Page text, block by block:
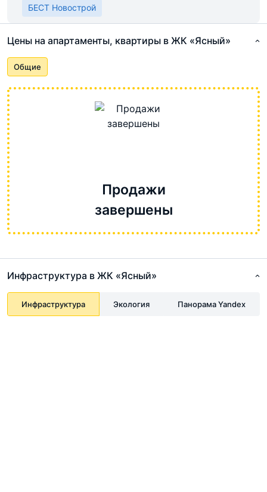
БЕСТ Новострой
Цены на апартаменты, квартиры в ЖК «Ясный»
Общие
Продажи
завершены
Инфраструктура в ЖК «Ясный»
Инфраструктура Экология Панорама Yandex